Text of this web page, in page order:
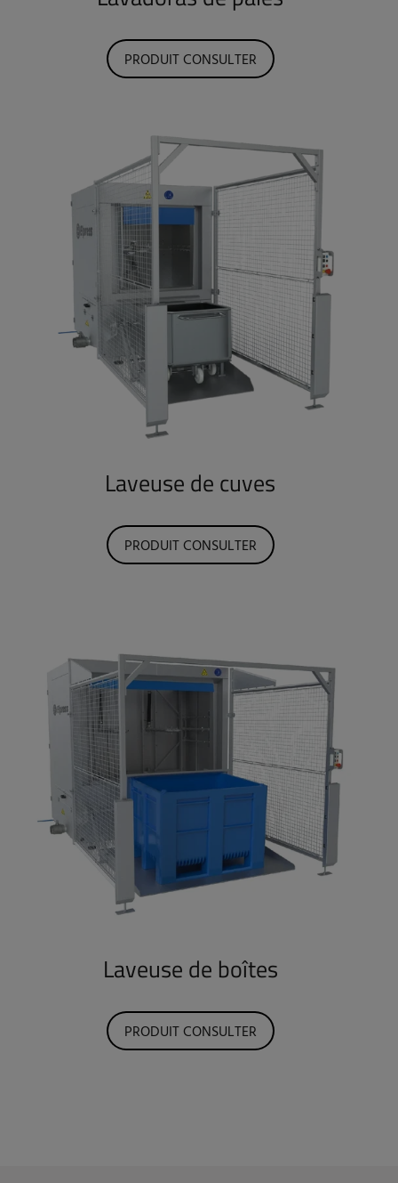
PRODUIT CONSULTER
Laveuse de cuves
PRODUIT CONSULTER
Laveuse de boîtes
PRODUIT CONSULTER